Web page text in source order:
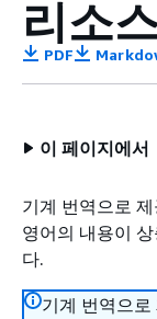
리소
PDF
이 페이지에서
기계 번역으로
영어의 내용이
다.
기계 번역으